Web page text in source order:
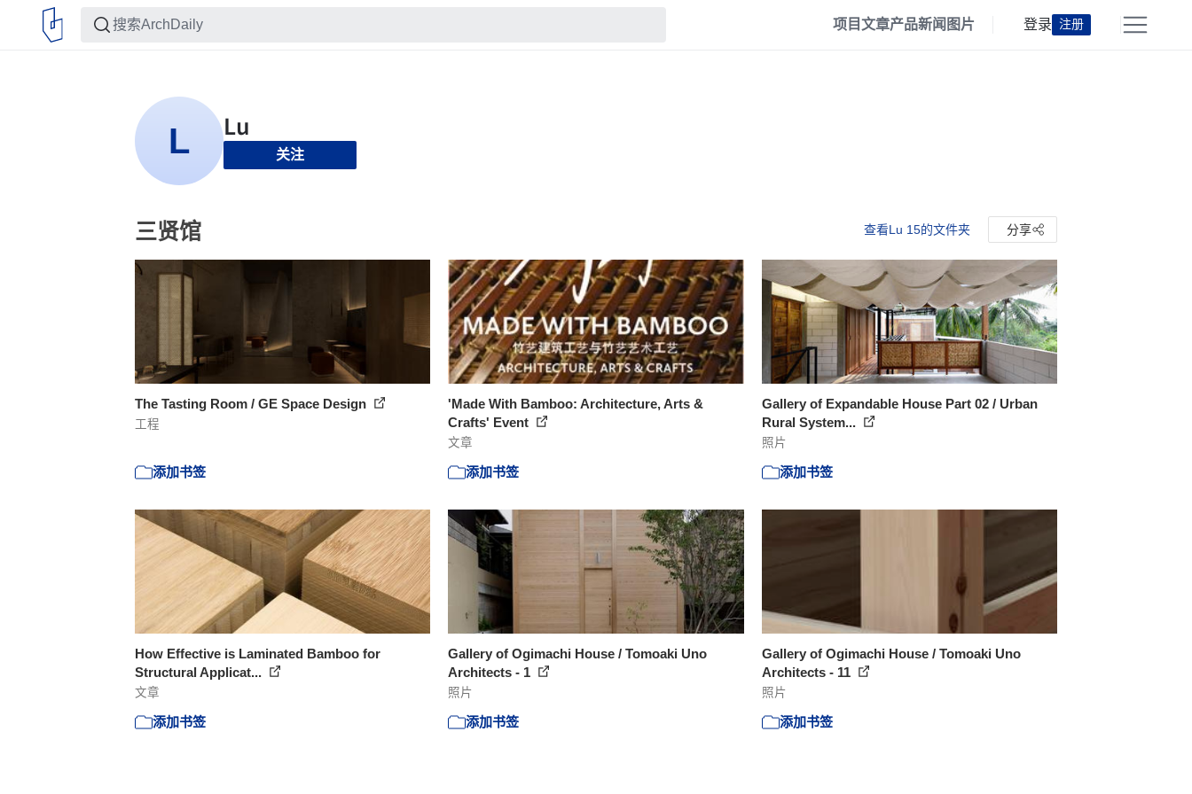
项目文章产品新闻 图片 登录 注册
关注
三贤馆 查看Lu 15的文件夹 分享
The Tasting Room / GE Space Design
工程
添加书签
'Made With Bamboo: Architecture, Arts &
Crafts' Event
文章
添加书签
Gallery of Expandable House Part 02 / Urban
Rural System...
照片
添加书签
How Effective is Laminated Bamboo for
Structural Applicat...
文章
添加书签
Gallery of Ogimachi House / Tomoaki Uno
Architects - 1
照片
添加书签
Gallery of Ogimachi House / Tomoaki Uno
Architects - 11
照片
添加书签